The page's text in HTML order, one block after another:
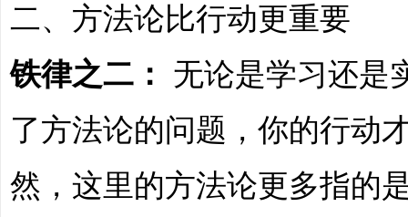
二、方法论比行动更重要
铁律之二：
无论是学习还是
了方法论的问题，你的行动
然，这里的方法论更多指的